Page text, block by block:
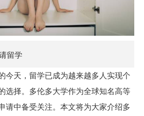
留学
今天，留学已成为越来越多人实现个
选择。多伦多大学作为全球知名高等
请中备受关注。本文将为大家介绍多